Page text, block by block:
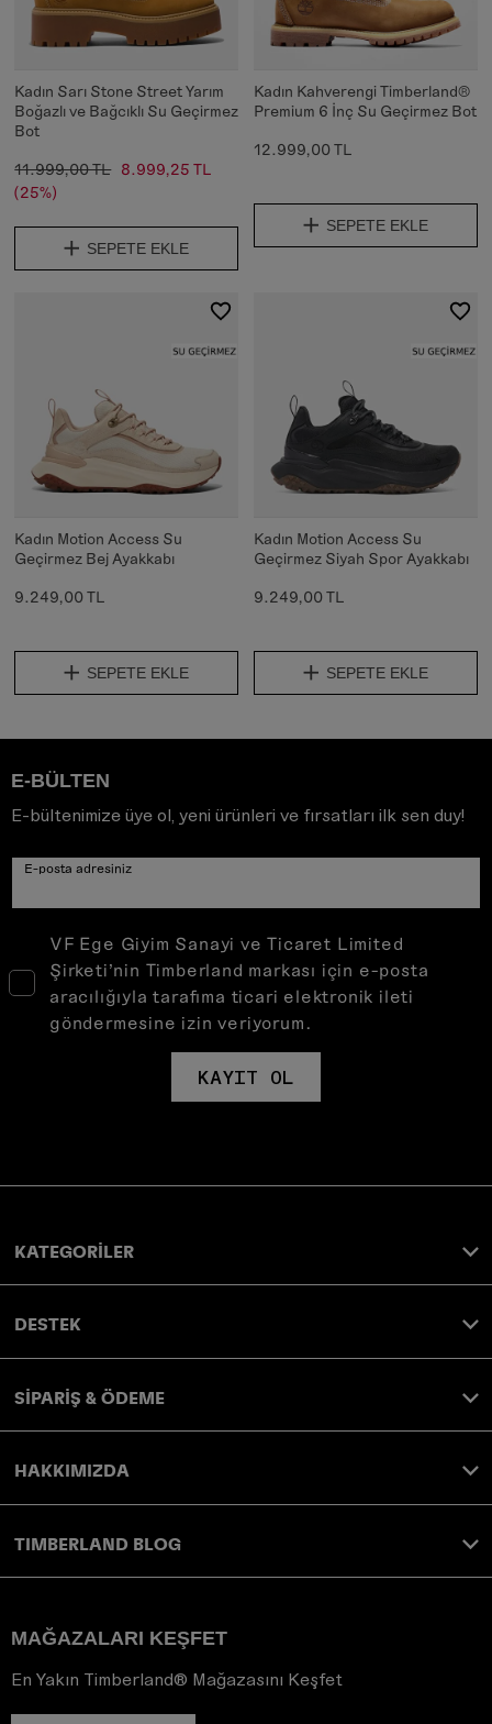
Kadın Sarı Stone Street Yarım
Boğazlı ve Bağcıklı Su Geçirmez
Bot
11.999,00 TL 8.999,25 TL
(25%)
SEPETE EKLE
Kadın Kahverengi Timberland®
Premium 6 İnç Su Geçirmez Bot
12.999,00 TL
SEPETE EKLE
Kadın Motion Access Su
Geçirmez Bej Ayakkabı
9.249,00 TL
SEPETE EKLE
Kadın Motion Access Su
Geçirmez Siyah Spor Ayakkabı
9.249,00 TL
SEPETE EKLE
E-BÜLTEN
E-bültenimize üye ol, yeni ürünleri ve fırsatları ilk sen duy!
E-posta adresiniz
VF Ege Giyim Sanayi ve Ticaret Limited
Şirketi’nin Timberland markası için e-posta
aracılığıyla tarafıma ticari elektronik ileti
göndermesine izin veriyorum.
KAYIT OL
KATEGORİLER
DESTEK
SİPARİŞ & ÖDEME
HAKKIMIZDA
TIMBERLAND BLOG
MAĞAZALARI KEŞFET
En Yakın Timberland® Mağazasını Keşfet